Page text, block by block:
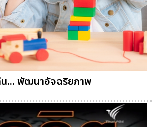
น... พัฒนาอัจฉริยภาพ